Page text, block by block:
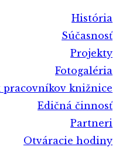
História
Súčasnosť
Projekty
Fotogaléria
pracovníkov knižnice
Edičná činnosť
Partneri
Otváracie hodiny